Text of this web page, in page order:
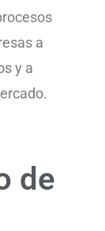
a
y a
de